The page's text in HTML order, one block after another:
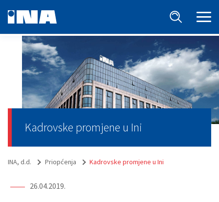
Kadrovske promjene u Ini
INA, d.d. Priopćenja Kadrovske promjene u Ini
26.04.2019.